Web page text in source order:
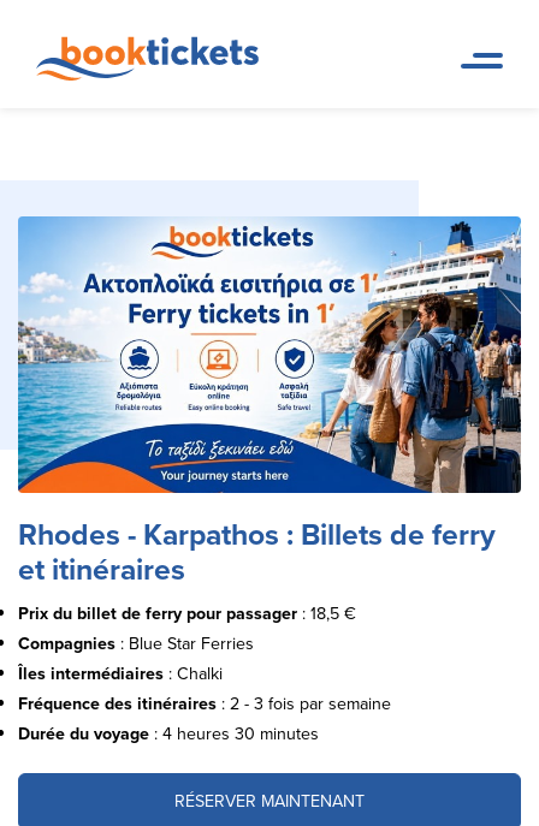
ferry et billets
Rhodes - Karpathos : Billets de ferry
et itinéraires
Prix du billet de ferry pour passager : 18,5 €
Compagnies : Blue Star Ferries
Îles intermédiaires : Chalki
Fréquence des itinéraires : 2 - 3 fois par semaine
Durée du voyage : 4 heures 30 minutes
RÉSERVER MAINTENANT